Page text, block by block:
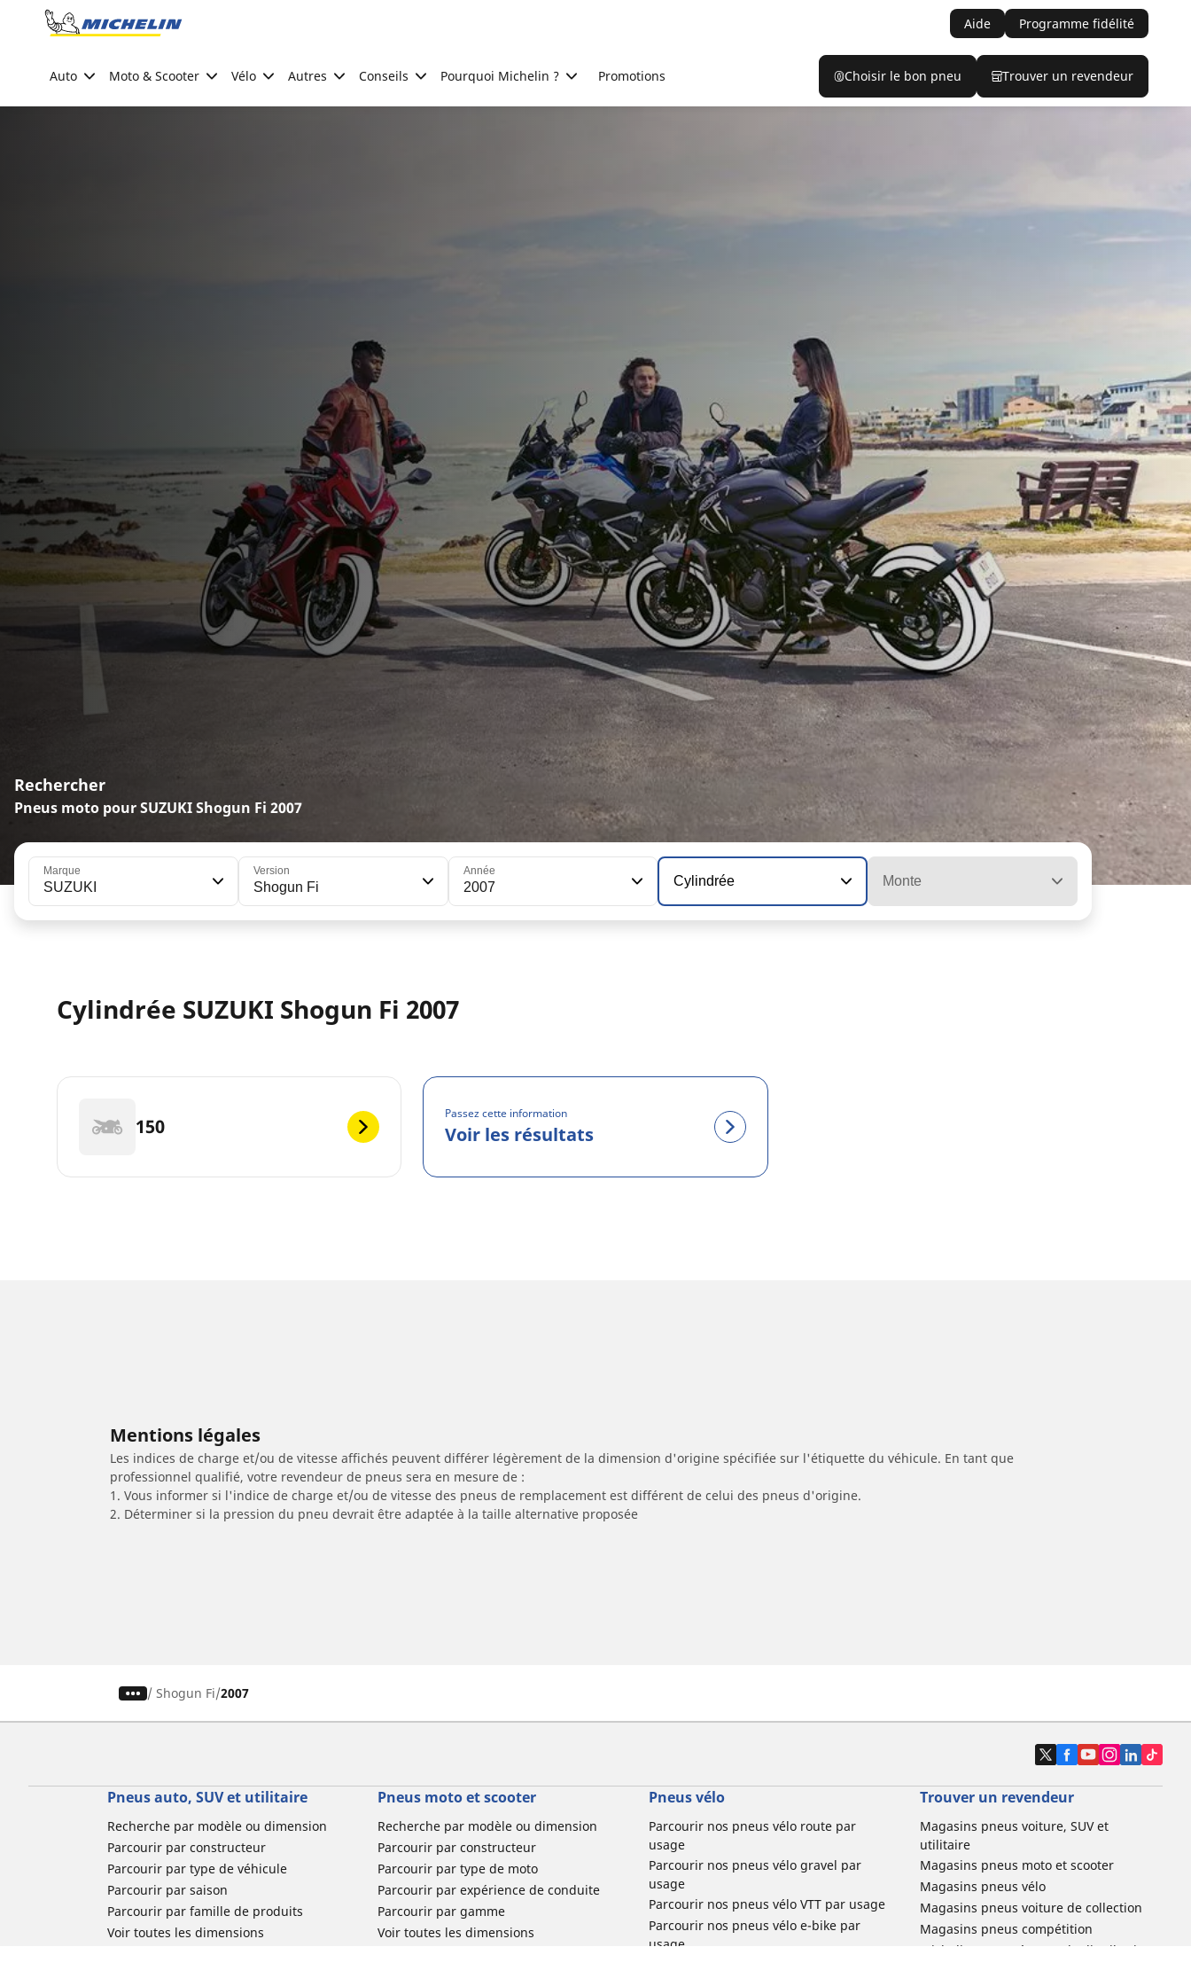
Go to page content
Aide Programme fidélité
Auto Moto & Scooter Vélo Autres Conseils Pourquoi Michelin ? Promotions Choisir le bon pneu Trouver un revendeur
Rechercher
Pneus moto pour SUZUKI Shogun Fi 2007
Marque
SUZUKI
Version
Shogun Fi
Année
2007 Cylindrée Monte
Cylindrée SUZUKI Shogun Fi 2007
150
Passez cette information
Voir les résultats
Mentions légales
Les indices de charge et/ou de vitesse affichés peuvent différer légèrement de la dimension d'origine spécifiée sur l'étiquette du véhicule. En tant que
professionnel qualifié, votre revendeur de pneus sera en mesure de :
1. Vous informer si l'indice de charge et/ou de vitesse des pneus de remplacement est différent de celui des pneus d'origine.
2. Déterminer si la pression du pneu devrait être adaptée à la taille alternative proposée
/ Shogun Fi 2007
Pneus auto, SUV et utilitaire
Recherche par modèle ou dimension
Parcourir par constructeur
Parcourir par type de véhicule
Parcourir par saison
Parcourir par famille de produits
Voir toutes les dimensions
Pneus moto et scooter
Recherche par modèle ou dimension
Parcourir par constructeur
Parcourir par type de moto
Parcourir par expérience de conduite
Parcourir par gamme
Voir toutes les dimensions
Pneus vélo
Parcourir nos pneus vélo route par
usage
Parcourir nos pneus vélo gravel par
usage
Parcourir nos pneus vélo VTT par usage
Parcourir nos pneus vélo e-bike par
usage
Trouver un revendeur
Magasins pneus voiture, SUV et
utilitaire
Magasins pneus moto et scooter
Magasins pneus vélo
Magasins pneus voiture de collection
Magasins pneus compétition
Michelin et ses réseaux de distribution